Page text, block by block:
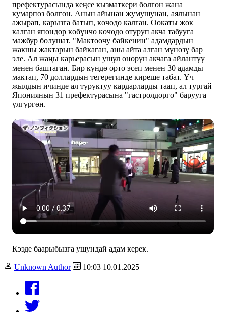
префектурасында кеңсе кызматкери болгон жана
кумарпоз болгон. Анын айынан жумушунан, аялынан
ажырап, карызга батып, көчөдө калган. Оокаты жок
калган япондор көбүнчө көчөдө отуруп акча табууга
мажбур болушат. "Мактоочу байкенин" адамдардын
жакшы жактарын байкаган, аны айта алган мүнөзү бар
эле. Ал жаңы карьерасын ушул өнөрүн акчага айлантуу
менен баштаган. Бир күндө орто эсеп менен 30 адамды
мактап, 70 доллардын тегерегинде киреше табат. Үч
жылдын ичинде ал туруктуу кардарларды таап, ал тургай
Япониянын 31 префектурасына "гастролдорго" барууга
үлгүргөн.
Кээде баарыбызга ушундай адам керек.
Unknown Author 10:03 10.01.2025